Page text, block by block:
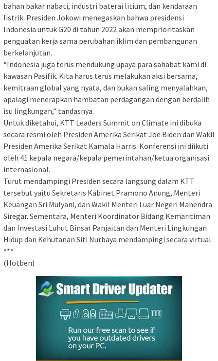
bahan bakar nabati, industri baterai litium, dan kendaraan
listrik. Presiden Jokowi menegaskan bahwa presidensi
Indonesia untuk G20 di tahun 2022 akan memprioritaskan
penguatan kerja sama perubahan iklim dan pembangunan
berkelanjutan.
“Indonesia juga terus mendukung upaya para sahabat kami di
kawasan Pasifik. Kita harus terus melakukan aksi bersama,
kemitraan global yang nyata, dan bukan saling menyalahkan,
apalagi menerapkan hambatan perdagangan dengan berdalih
isu lingkungan,” tandasnya.
Untuk diketahui, KTT Leaders Summit on Climate ini dibuka
secara resmi oleh Presiden Amerika Serikat Joe Biden dan Wakil
Presiden Amerika Serikat Kamala Harris. Konferensi ini diikuti
oleh 41 kepala negara/kepala pemerintahan/ketua organisasi
internasional.
Turut mendampingi Presiden secara langsung dalam KTT
tersebut yaitu Sekretaris Kabinet Pramono Anung, Menteri
Keuangan Sri Mulyani, dan Wakil Menteri Luar Negeri Mahendra
Siregar. Sementara, Menteri Koordinator Bidang Kemaritiman
dan Investasi Luhut Binsar Panjaitan dan Menteri Lingkungan
Hidup dan Kehutanan Siti Nurbaya mendampingi secara virtual.
***
(Hotben)